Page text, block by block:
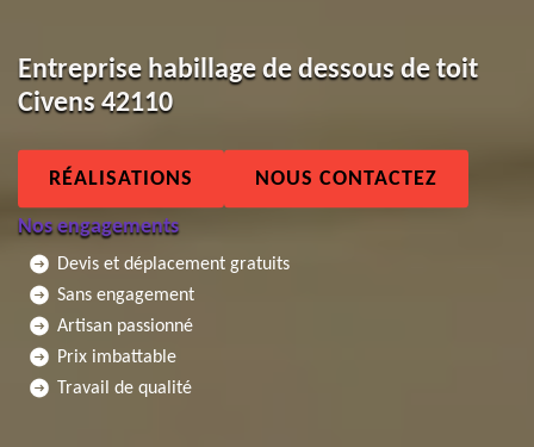
Entreprise habillage de dessous de toit
Civens 42110
RÉALISATIONS NOUS CONTACTEZ
Nos engagements
Devis et déplacement gratuits
Sans engagement
Artisan passionné
Prix imbattable
Travail de qualité